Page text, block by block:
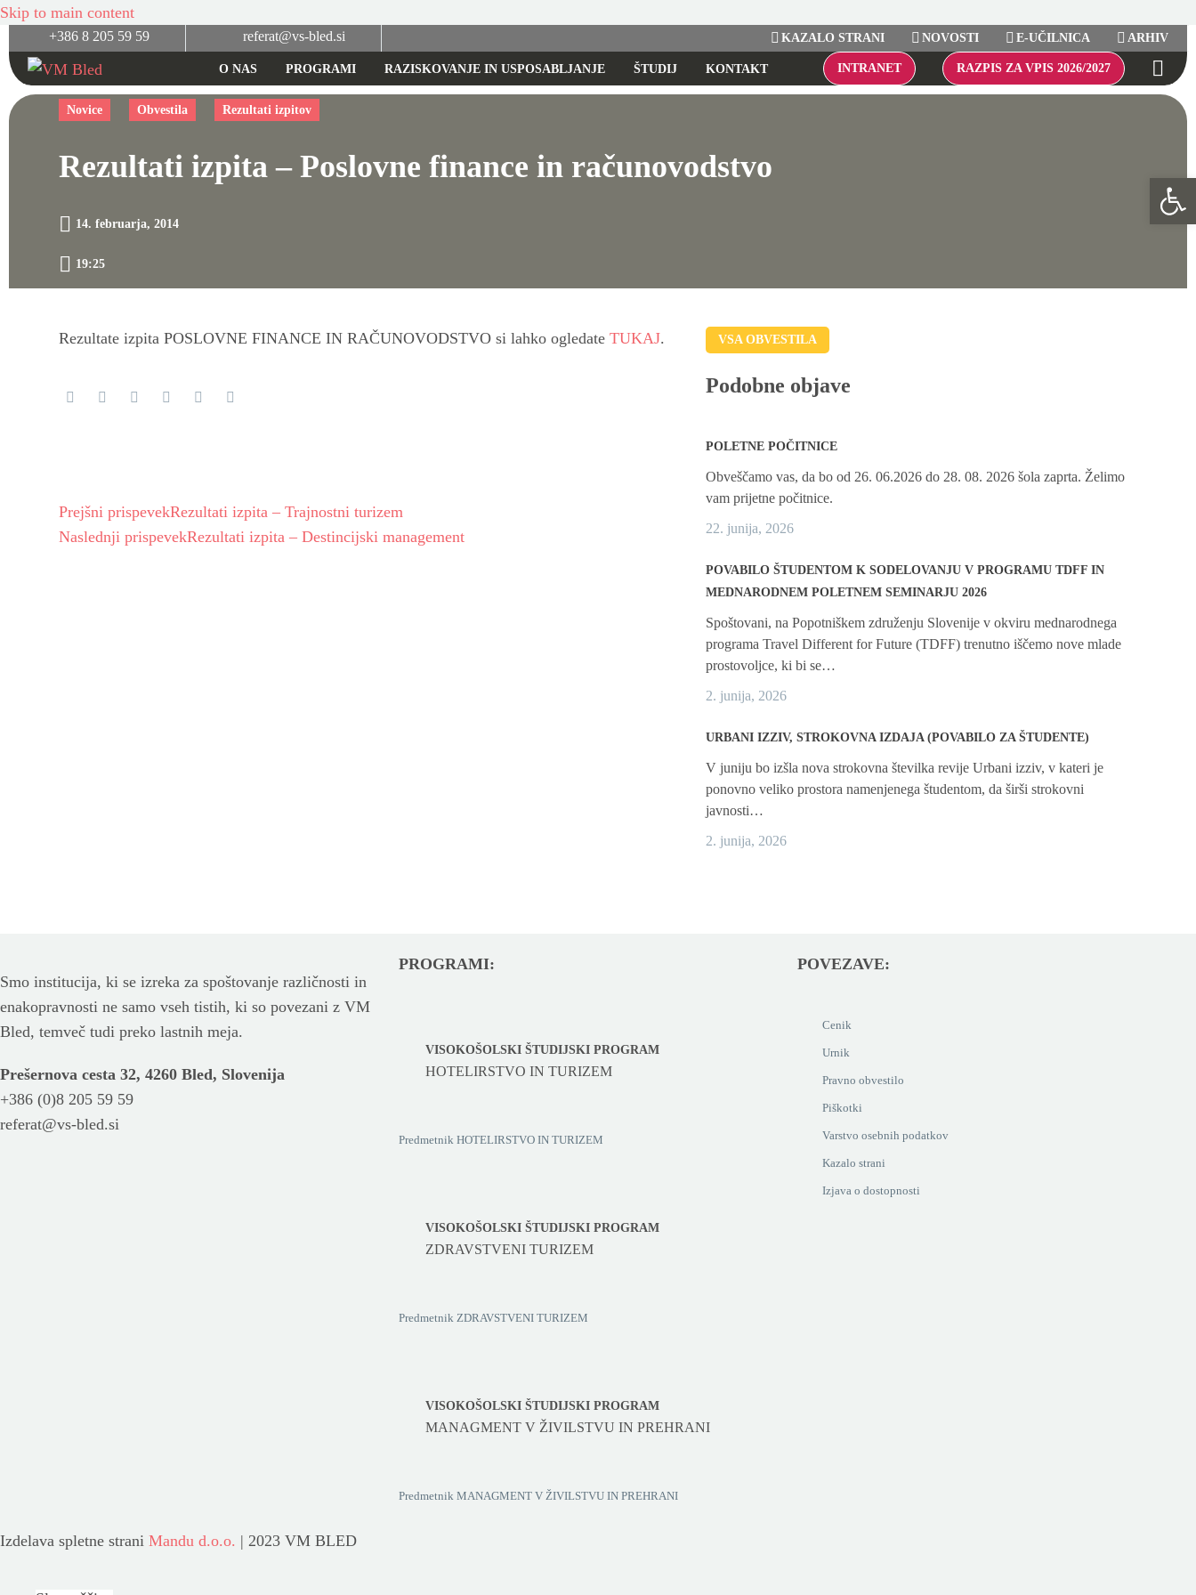
Skip to main content
+386 8 205 59 59 referat@vs-bled.si KAZALO STRANI NOVOSTI E-UČILNICA ARHIV
O NAS PROGRAMI RAZISKOVANJE IN USPOSABLJANJE ŠTUDIJ KONTAKT INTRANET RAZPIS ZA VPIS 2026/2027
Novice Obvestila Rezultati izpitov
Rezultati izpita – Poslovne finance in računovodstvo
14. februarja, 2014
19:25
Rezultate izpita POSLOVNE FINANCE IN RAČUNOVODSTVO si lahko ogledate TUKAJ.
Prejšni prispevekRezultati izpita – Trajnostni turizem
Naslednji prispevekRezultati izpita – Destincijski management
VSA OBVESTILA
Podobne objave
POLETNE POČITNICE
Obveščamo vas, da bo od 26. 06.2026 do 28. 08. 2026 šola zaprta. Želimo
vam prijetne počitnice.
22. junija, 2026
POVABILO ŠTUDENTOM K SODELOVANJU V PROGRAMU TDFF IN
MEDNARODNEM POLETNEM SEMINARJU 2026
Spoštovani, na Popotniškem združenju Slovenije v okviru mednarodnega
programa Travel Different for Future (TDFF) trenutno iščemo nove mlade
prostovoljce, ki bi se…
2. junija, 2026
URBANI IZZIV, STROKOVNA IZDAJA (POVABILO ZA ŠTUDENTE)
V juniju bo izšla nova strokovna številka revije Urbani izziv, v kateri je
ponovno veliko prostora namenjenega študentom, da širši strokovni
javnosti…
2. junija, 2026
Smo institucija, ki se izreka za spoštovanje različnosti in
enakopravnosti ne samo vseh tistih, ki so povezani z VM
Bled, temveč tudi preko lastnih meja.
Prešernova cesta 32, 4260 Bled, Slovenija
+386 (0)8 205 59 59
referat@vs-bled.si
PROGRAMI:
VISOKOŠOLSKI ŠTUDIJSKI PROGRAM
HOTELIRSTVO IN TURIZEM
Predmetnik HOTELIRSTVO IN TURIZEM
VISOKOŠOLSKI ŠTUDIJSKI PROGRAM
ZDRAVSTVENI TURIZEM
Predmetnik ZDRAVSTVENI TURIZEM
VISOKOŠOLSKI ŠTUDIJSKI PROGRAM
MANAGMENT V ŽIVILSTVU IN PREHRANI
Predmetnik MANAGMENT V ŽIVILSTVU IN PREHRANI
POVEZAVE:
Cenik
Urnik
Pravno obvestilo
Piškotki
Varstvo osebnih podatkov
Kazalo strani
Izjava o dostopnosti
Izdelava spletne strani Mandu d.o.o. | 2023 VM BLED